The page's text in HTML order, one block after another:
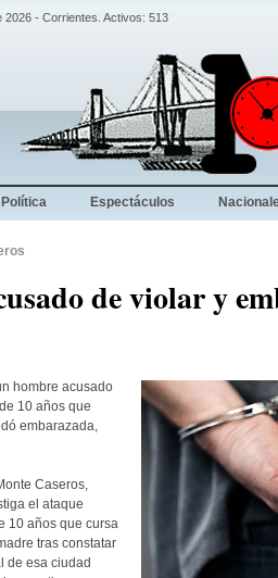
2026 - Corrientes. Activos: 513
Política Espectáculos
de violar y
hombre acusado
10 años que
embarazada,
Caseros,
el ataque
10 años que cursa
tras constatar
de esa ciudad